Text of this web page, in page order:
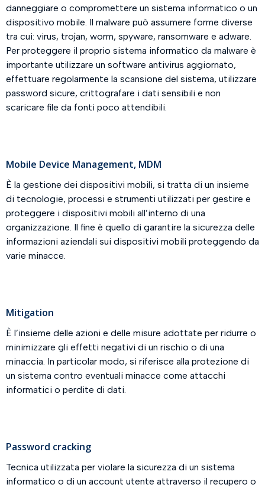
danneggiare o compromettere un sistema informatico o un
dispositivo mobile. Il malware può assumere forme diverse
tra cui: virus, trojan, worm, spyware, ransomware e adware.
Per proteggere il proprio sistema informatico da malware è
importante utilizzare un software antivirus aggiornato,
effettuare regolarmente la scansione del sistema, utilizzare
password sicure, crittografare i dati sensibili e non
scaricare file da fonti poco attendibili.
Mobile Device Management, MDM
È la gestione dei dispositivi mobili, si tratta di un insieme
di tecnologie, processi e strumenti utilizzati per gestire e
proteggere i dispositivi mobili all’interno di una
organizzazione. Il fine è quello di garantire la sicurezza delle
informazioni aziendali sui dispositivi mobili proteggendo da
varie minacce.
Mitigation
È l’insieme delle azioni e delle misure adottate per ridurre o
minimizzare gli effetti negativi di un rischio o di una
minaccia. In particolar modo, si riferisce alla protezione di
un sistema contro eventuali minacce come attacchi
informatici o perdite di dati.
Password cracking
Tecnica utilizzata per violare la sicurezza di un sistema
informatico o di un account utente attraverso il recupero o